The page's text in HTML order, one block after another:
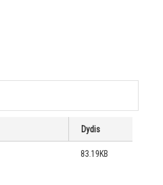
Dydis
83.19KB